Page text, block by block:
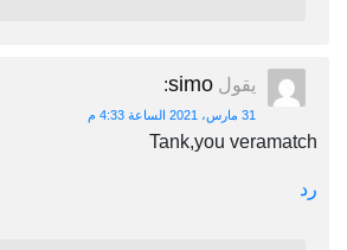
يقول simo
:
31 مارس، 2021 الساعة 4:33 م
Tank,you veramatch
رد